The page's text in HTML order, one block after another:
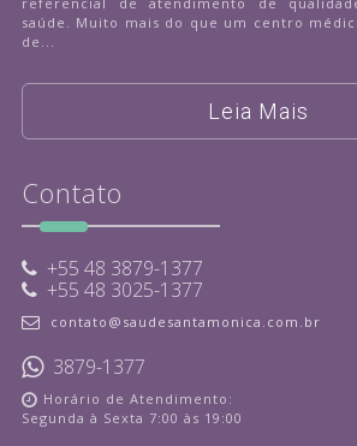
saúde. Muito mais do que um centro
de...
Leia Mais
Contato
+55 48 3879-1377
+55 48 3025-1377
contato@saudesantamonica.com.br
3879-1377
Horário de Atendimento:
Segunda à Sexta 7:00 às 19:00